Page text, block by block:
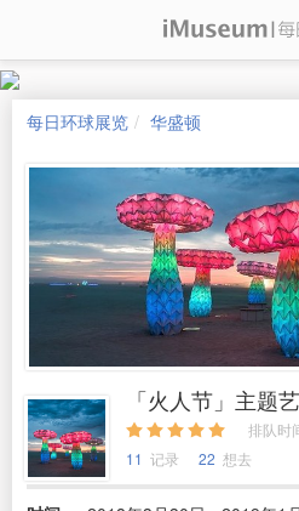
每日环球展览 华盛顿
「火人节」主题
排队时
11 记录 22 想去